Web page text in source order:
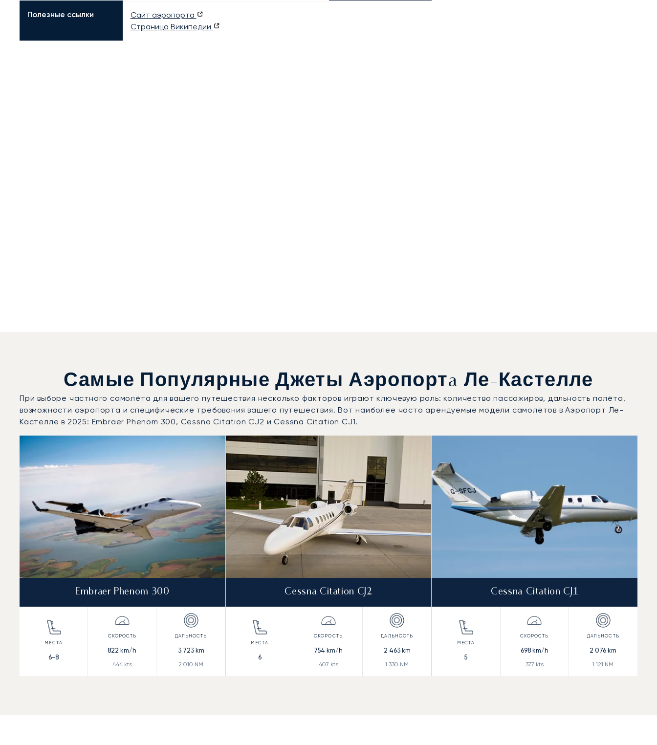
Полезные ссылки
Сайт аэропорта
Страница Википедии
Самые Популярные Джеты Аэропортa Ле-Кастелле
При выборе частного самолёта для вашего путешествия несколько факторов играют ключевую роль: количество пассажиров, дальность полёта,
возможности аэропорта и специфические требования вашего путешествия. Вот наиболее часто арендуемые модели самолётов в Аэропорт Ле-
Кастелле в 2025: Embraer Phenom 300, Cessna Citation CJ2 и Cessna Citation CJ1.
Аэропорт Ле-Кастелле : 3 наиболее востребованные модели воздушных судов по числу полётных движений в 2025 году
Фото воздушного судна
Места
Скорость (км/ч)
Скорость (узлы)
Дальность (км)
Дальность (NM)
Embraer Phenom 300
6-8
822 km/h
444kts
3 723km
2 010 NM
Cessna Citation CJ2
6
754 km/h
407 kts
2 463km
1 330 NM
Cessna Citation CJ1
5
698km/h
377 kts
2 076 km
1 121 NM